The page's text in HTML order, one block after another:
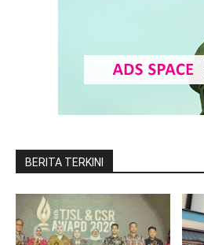
BERITA TERKINI